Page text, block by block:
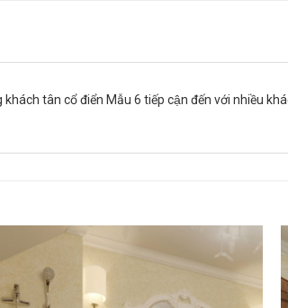
tân cổ điển Mẫu 6 tiếp cận đến với nhiều